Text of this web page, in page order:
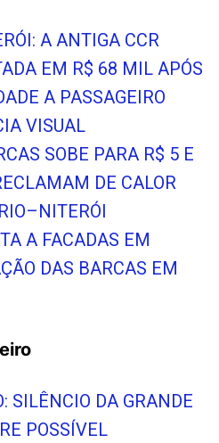
A ANTIGA CCR
EM R$ 68 MIL APÓS
A PASSAGEIRO
VISUAL
SOBE PARA R$ 5 E
DE CALOR
A FACADAS EM
DAS BARCAS EM
SILÊNCIO DA GRANDE
POSSÍVEL